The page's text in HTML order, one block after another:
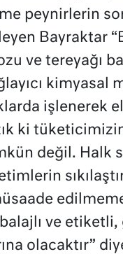
peynirlerin
Bayraktar
ve tereyağı
kimyasal
işlenerek
ki
değil. Halk
ve
olacaktır”